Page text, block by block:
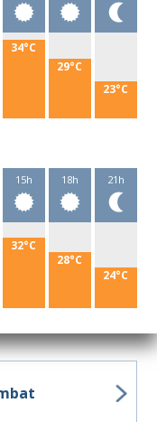
34°C
29°C
23°C
15h
32°C
18h
28°C
21h
24°C